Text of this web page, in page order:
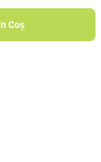
Coş